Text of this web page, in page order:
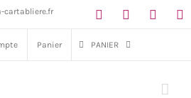
cartabliere.fr
Panier PANIER